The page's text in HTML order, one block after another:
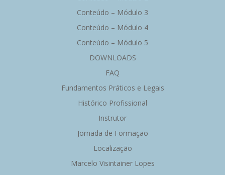
Conteúdo – Módulo 3
Conteúdo – Módulo 4
Conteúdo – Módulo 5
DOWNLOADS
FAQ
Fundamentos Práticos e Legais
Histórico Profissional
Instrutor
Jornada de Formação
Localização
Marcelo Visintainer Lopes